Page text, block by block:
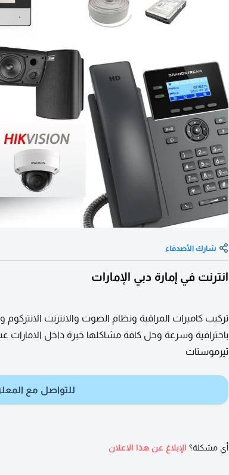
شارك الأصدقاء
انترنت في إمارة دبي الإمارات
باحترافية وسرعة وحل كافة مشاكلها خبرة داخل
ثيرموستات
للتواصل مع
أي مشكلة؟ الإبلاغ عن هذا الاعلان